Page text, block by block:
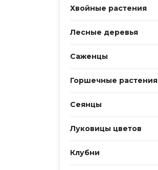
Хвойные растения
Лесные деревья
Саженцы
Горшечные растения
Сеянцы
Луковицы цветов
Клубни